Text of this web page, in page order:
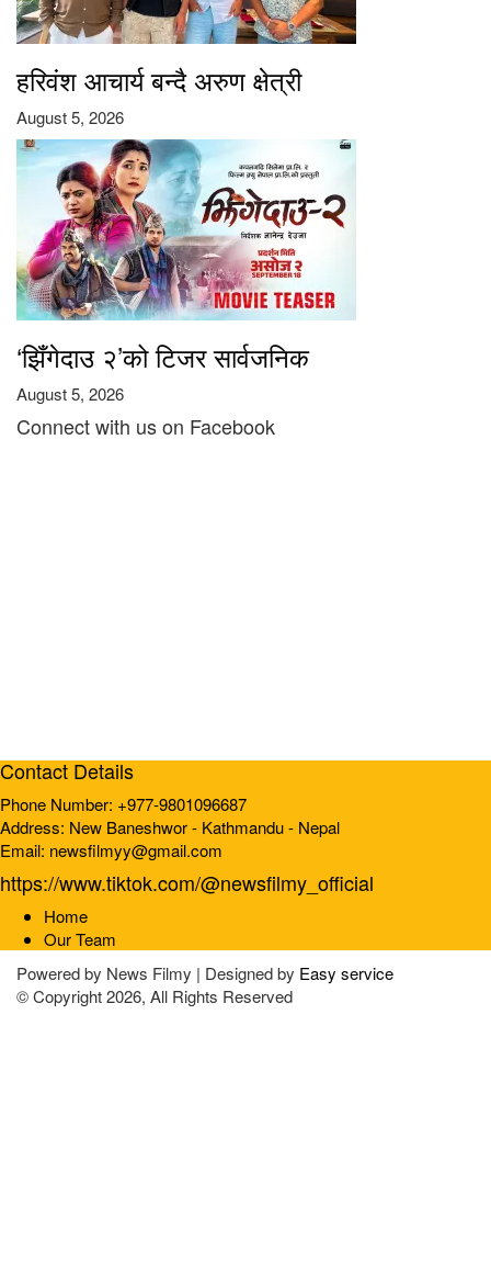
हरिवंश आचार्य बन्दै अरुण क्षेत्री
August 5, 2026
‘झिँगेदाउ २’को टिजर सार्वजनिक
August 5, 2026
Connect with us on Facebook
Contact Details
Phone Number: +977-9801096687
Address: New Baneshwor - Kathmandu - Nepal
Email: newsfilmyy@gmail.com
https://www.tiktok.com/@newsfilmy_official
Home
Our Team
Powered by News Filmy | Designed by Easy service
© Copyright 2026, All Rights Reserved